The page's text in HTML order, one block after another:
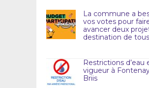
La commune a
vos votes pour
avancer deux
destination de tous
Restrictions d’eau
vigueur à
Briis